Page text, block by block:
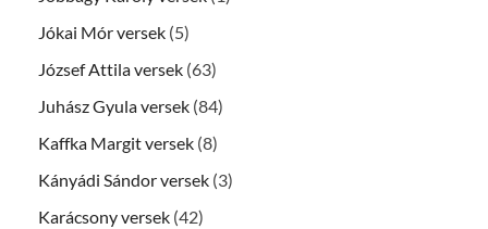
Jókai Mór versek (5)
József Attila versek (63)
Juhász Gyula versek (84)
Kaffka Margit versek (8)
Kányádi Sándor versek (3)
Karácsony versek (42)